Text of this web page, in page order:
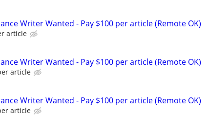
Writer Wanted - Pay $100 per article (Remote OK)
article
Writer Wanted - Pay $100 per article (Remote OK)
article
Writer Wanted - Pay $100 per article (Remote OK)
article